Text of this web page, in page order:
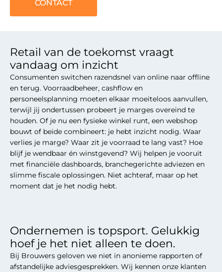
CONTACT
Retail van de toekomst vraagt
vandaag om inzicht
Ondernemen is topsport. Gelukkig
hoef je het niet alleen te doen.
Consumenten switchen razendsnel van online naar offline
en terug. Voorraadbeheer, cashflow en
personeelsplanning moeten elkaar moeiteloos aanvullen,
terwijl jij ondertussen probeert je marges overeind te
houden. Of je nu een fysieke winkel runt, een webshop
bouwt of beide combineert: je hebt inzicht nodig. Waar
verlies je marge? Waar zit je voorraad te lang vast? Hoe
blijf je wendbaar én winstgevend? Wij helpen je vooruit
met financiële dashboards, branchegerichte adviezen en
slimme fiscale oplossingen. Niet achteraf, maar op het
moment dat je het nodig hebt.
Bij Brouwers geloven we niet in anonieme rapporten of
afstandelijke adviesgesprekken. Wij kennen onze klanten